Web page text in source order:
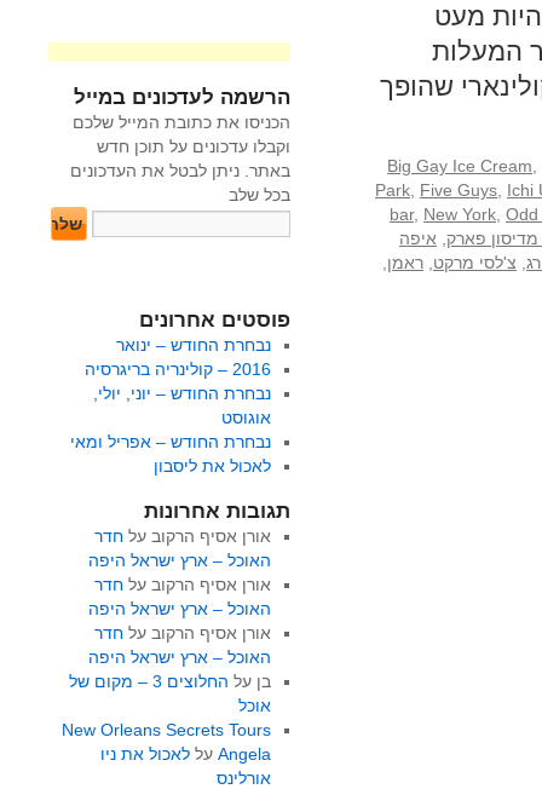
מעט
המעלות
שהופך
Big Gay Ice Cream
Park Five Guys Ichi
bar, New York Odd
מדיסון פארק
איפה
צ'לסי מרקט ראמן
הרשמה לעדכונים במייל
הכניסו את כתובת המייל שלכם
וקבלו עדכונים על תוכן חדש
באתר. ניתן לבטל את העדכונים
בכל שלב
פוסטים אחרונים
נבחרת החודש – ינואר
2016 – קולינריה בריגרסיה
נבחרת החודש – יוני, יולי,
אוגוסט
נבחרת החודש – אפריל ומאי
לאכול את ליסבון
תגובות אחרונות
אורן אסיף הרקוב על חדר
האוכל – ארץ ישראל היפה
אורן אסיף הרקוב על חדר
האוכל – ארץ ישראל היפה
אורן אסיף הרקוב על חדר
האוכל – ארץ ישראל היפה
בן על
החלוצים 3 – מקום של
אוכל
New Orleans Secrets Tours
Angelaעל לאכול את ניו
אורלינס